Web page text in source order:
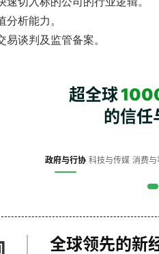
析能力。
谈判及监管备案。
超全球
的信任
政府与行协 科技与传媒 消费与
全球领先的新